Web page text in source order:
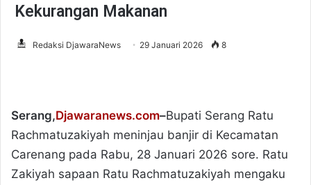
Kekurangan Makanan
Redaksi DjawaraNews 29 Januari 2026 8
Serang,Djawaranews.com–Bupati Serang Ratu
Rachmatuzakiyah meninjau banjir di Kecamatan
Carenang pada Rabu, 28 Januari 2026 sore. Ratu
Zakiyah sapaan Ratu Rachmatuzakiyah mengaku